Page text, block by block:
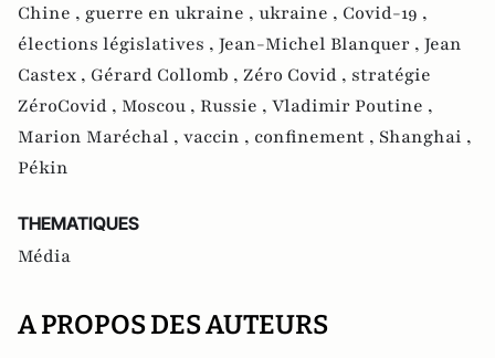
Chine , guerre en ukraine , ukraine , Covid-19 ,
élections législatives , Jean-Michel Blanquer , Jean
Castex , Gérard Collomb , Zéro Covid , stratégie
ZéroCovid , Moscou , Russie , Vladimir Poutine ,
Marion Maréchal , vaccin , confinement , Shanghai ,
Pékin
THEMATIQUES
Média
A PROPOS DES AUTEURS